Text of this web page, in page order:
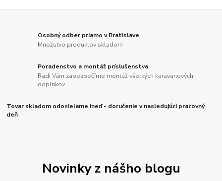
Osobný odber priamo v Bratislave
Množstvo produktov skladom
Poradenstvo a montáž príslušenstva
Radi Vám zabezpečíme montáž všetkých karavanových
doplnkov
Tovar skladom odosielame ineď - doručenie v nasledujúci pracovný
deň
Novinky z nášho blogu